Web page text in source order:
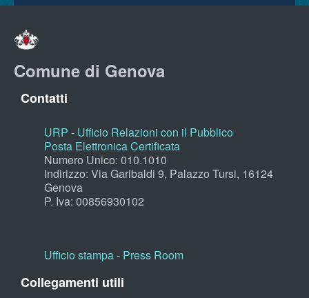
Comune di Genova
Contatti
URP - Ufficio Relazioni con il Pubblico
Posta Elettronica Certificata
Numero Unico: 010.1010
Indirizzo: Via Garibaldi 9, Palazzo Tursi, 16124
Genova
P. Iva: 00856930102
Ufficio stampa - Press Room
Collegamenti utili